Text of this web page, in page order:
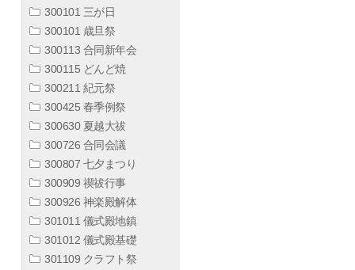
300101 三が日
300101 歳旦祭
300113 合同新年会
300115 どんど焼
300211 紀元祭
300425 春季例祭
300630 夏越大祓
300726 合同会議
300807 七夕まつり
300909 禊祓行事
300926 神楽殿解体
301011 儀式殿地鎮
301012 儀式殿基礎
301109 クラフト祭